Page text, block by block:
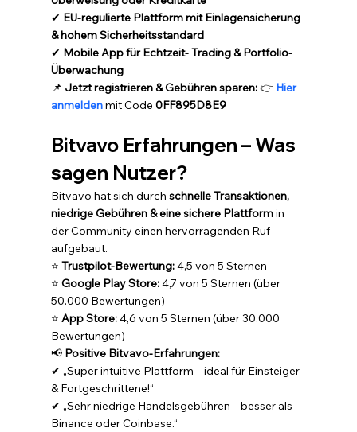
✔ EU-regulierte Plattform mit Einlagensicherung
& hohem Sicherheitsstandard
✔ Mobile App für Echtzeit- Trading & Portfolio-
Überwachung
📌 Jetzt registrieren & Gebühren sparen: 👉 Hier
anmelden mit Code 0FF895D8E9
Bitvavo Erfahrungen – Was
sagen Nutzer?
Bitvavo hat sich durch schnelle Transaktionen,
niedrige Gebühren & eine sichere Plattform in
der Community einen hervorragenden Ruf
aufgebaut.
⭐ Trustpilot-Bewertung: 4,5 von 5 Sternen
⭐ Google Play Store: 4,7 von 5 Sternen (über
50.000 Bewertungen)
⭐ App Store: 4,6 von 5 Sternen (über 30.000
Bewertungen)
📢 Positive Bitvavo-Erfahrungen:
✔ „Super intuitive Plattform – ideal für Einsteiger
& Fortgeschrittene!“
✔ „Sehr niedrige Handelsgebühren – besser als
Binance oder Coinbase.“